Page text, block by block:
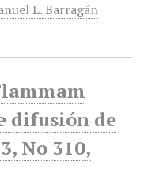
L. Barragán
difusión de
No 310,